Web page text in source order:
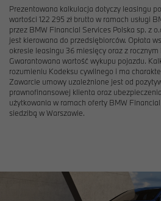
Prezentowana kalkulacja dotyczy leasingu
wartości 122 295 zł brutto w ramach usługi
przez BMW Financial Services Polska sp. z
jest kierowana do przedsiębiorców. Opłata
okresie leasingu 36 miesięcy oraz z
Gwarantowana wartość wykupu pojazdu.
rozumieniu Kodeksu cywilnego i ma
Zawarcie umowy uzależnione jest od
prawnofinansowej klienta oraz
użytkowania w ramach oferty BMW
siedzibą w Warszawie.